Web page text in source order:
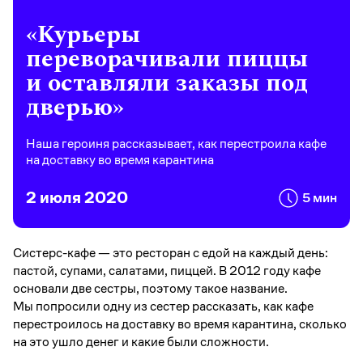
«Курьеры
переворачивали пиццы
и оставляли заказы под
дверью»
Наша героиня рассказывает, как перестроила кафе
на доставку во время карантина
2 июля 2020 5 мин
Систерс-кафе — это ресторан с едой на каждый день:
пастой, супами, салатами, пиццей. В 2012 году кафе
основали две сестры, поэтому такое название.
Мы попросили одну из сестер рассказать, как кафе
перестроилось на доставку во время карантина, сколько
на это ушло денег и какие были сложности.